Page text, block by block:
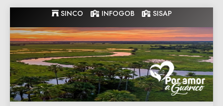
to
content
SINCO INFOGOB SISAP
Gobernacion
de Guarico
Gobernacion de Guarico